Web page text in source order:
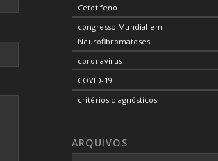
reunião mensal da AMANF
selumetinibe
Sem categoria
SUS
TDAH
tratamento
periférico
Cetotifeno
congresso Mundial em
Neurofibromatoses
coronavirus
COVID-19
critérios diagnósticos
curso de capacitação
ARQUIVOS